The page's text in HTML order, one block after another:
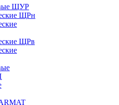
ЩУР
ЩРн
ЩРв